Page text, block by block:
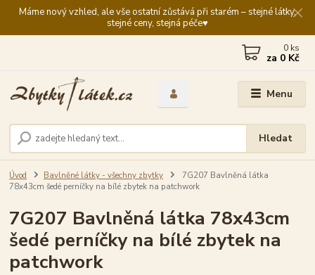
Máme nový vzhled, ale vše ostatní zůstává při starém – stejné látky,
stejné ceny, stejná péče♥️
Menu
Hledat
0 ks
za 0 Kč
Úvod Bavlněné látky - všechny zbytky
7G207 Bavlněná látka
78x43cm šedé perníčky na bílé zbytek na patchwork
7G207 Bavlněná látka 78x43cm
šedé perníčky na bílé zbytek na
patchwork